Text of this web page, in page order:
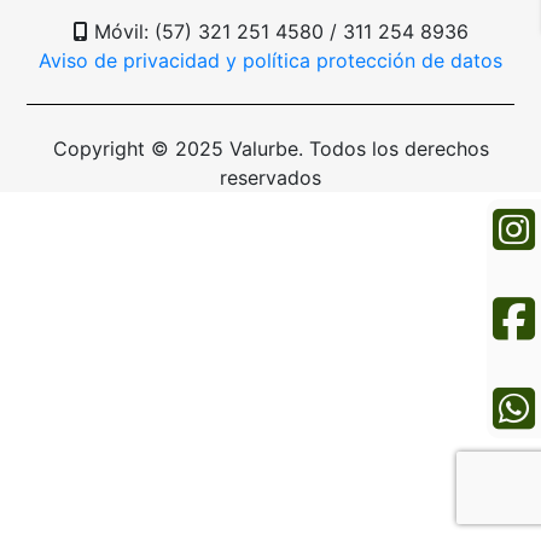
Móvil: (57) 321 251 4580 / 311 254 8936
Aviso de privacidad y política protección de datos
Copyright © 2025 Valurbe. Todos los derechos
reservados